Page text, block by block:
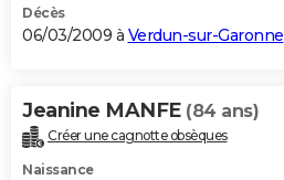
Décès
06/03/2009 à Verdun-sur-Garonne
Jeanine MANFE (84 ans)
Créer une cagnotte obsèques
Naissance